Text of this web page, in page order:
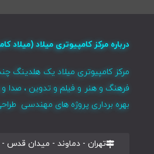
درباره مرکز کامپیوتری میلاد (میلاد
مرکز کامپیوتری میلاد یک هلدینگ
فرهنگ و هنر و فیلم و تدوین ، صدا
بهره برداری پروژه های مهندسی
تهران - دماوند - میدان قدس -